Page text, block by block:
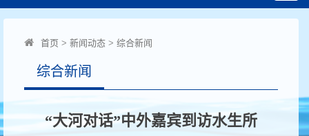
首页 > 新闻动态 > 综合新闻
综合新闻
“大河对话”中外嘉宾到访水生所